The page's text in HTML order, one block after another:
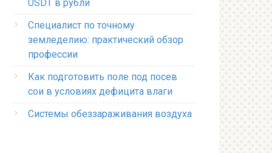
USDT в рубли
Специалист по точному
земледелию: практический обзор
профессии
Как подготовить поле под посев
сои в условиях дефицита влаги
Системы обеззараживания воздуха